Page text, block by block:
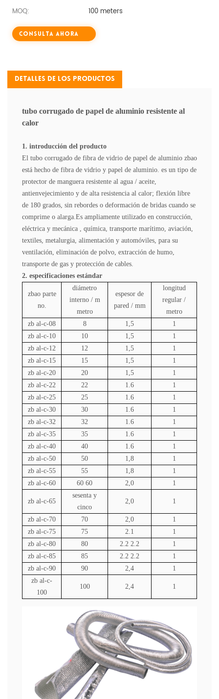
MOQ:
100 meters
Consulta Ahora
Detalles De Los Productos
tubo corrugado de papel de aluminio resistente al
calor
1. introducción del producto
El tubo corrugado de fibra de vidrio de papel de aluminio zbao
está hecho de fibra de vidrio y papel de aluminio. es un tipo de
protector de manguera resistente al agua / aceite,
antienvejecimiento y de alta resistencia al calor; flexión libre
de 180 grados, sin rebordes o deformación de bridas cuando se
comprime o alarga.Es ampliamente utilizado en construcción,
eléctrica y mecánica , química, transporte marítimo, aviación,
textiles, metalurgia, alimentación y automóviles, para su
ventilación, eliminación de polvo, extracción de humo,
transporte de gas y protección de cables.
2. especificaciones estándar
zbaoparte
no.
diámetro
interno / m
metro
espesor de
pared / mm
longitud
regular /
metro
zb al-c-08 8 1,5
1
zb al-c-10 10 1,5
1
zb al-c-12 12 1,5
1
zb al-c-15 15 1,5
1
zb al-c-20 20 1,5
1
zb al-c-22 22 1.6
1
zb al-c-25 25 1.6
1
zb al-c-30 30 1.6
1
zb al-c-32 32 1.6
1
zb al-c-35 35 1.6
1
zb al-c-40 40 1.6
1
zb al-c-50 50 1,8
1
zb al-c-55 55 1,8
1
zb al-c-60 60 60 2,0 1
zb al-c-65
sesenta y
cinco
2,0 1
zb al-c-70 70 2,0
1
zb al-c-75 75 2.1
1
zb al-c-80 80 2.2 2.2
1
zb al-c-85 85 2.2 2.2
1
zb al-c-90 90 2,4
1
zb al-c-
100
100 2,4 1